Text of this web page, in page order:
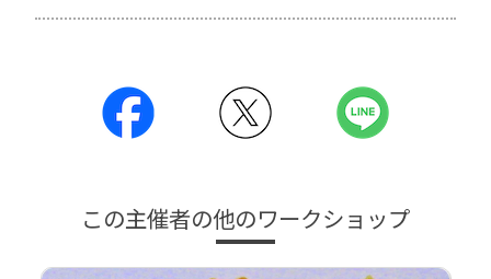
この主催者の他のワークショップ